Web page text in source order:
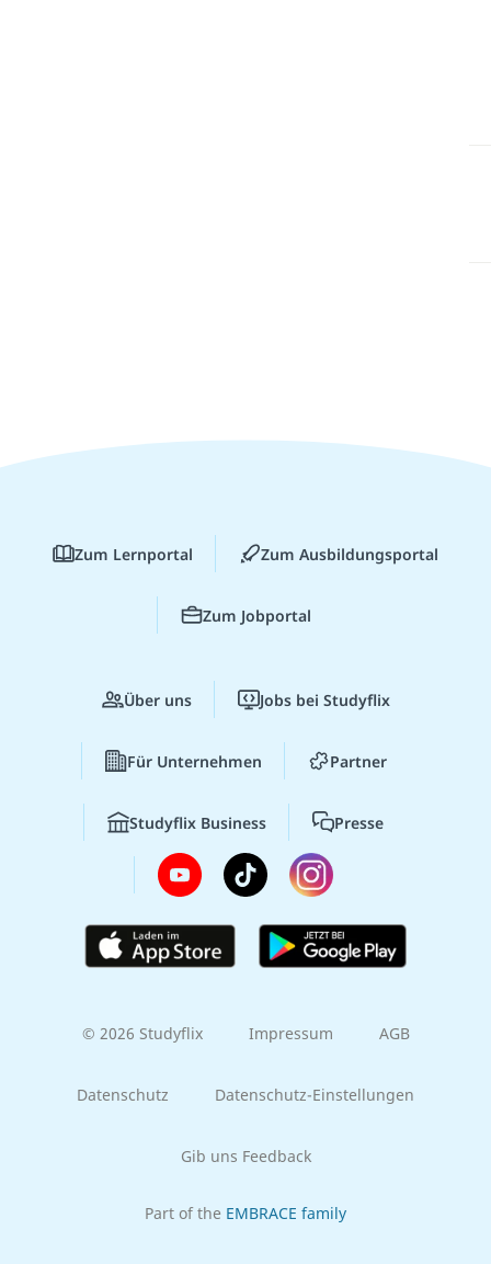
Zum Lernportal Zum Ausbildungsportal
Zum Jobportal
Über uns Jobs bei Studyflix
Für Unternehmen Partner
Studyflix Business Presse
© 2026 Studyflix Impressum AGB
Datenschutz Datenschutz-Einstellungen
Gib uns Feedback
Part of the EMBRACE family